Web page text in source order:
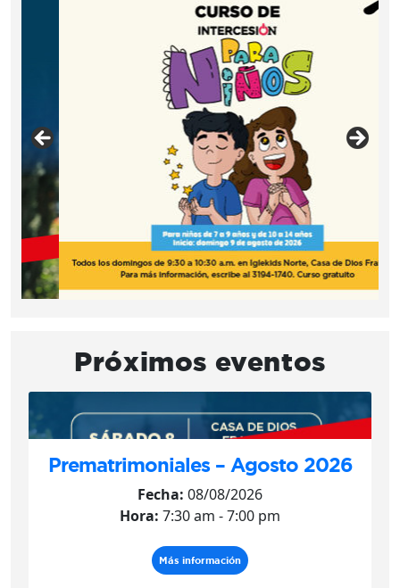
Próximos eventos
Prematrimoniales – Agosto 2026
Fecha: 08/08/2026
Hora: 7:30 am - 7:00 pm
Más información